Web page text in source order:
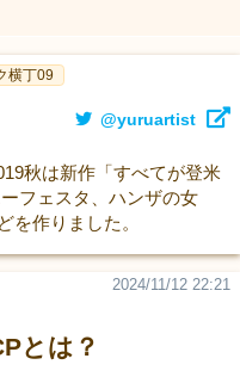
横丁09
@yuruartist
秋は新作「すべてが登米
フェスタ、ハンザの女
を作りました。
とは？
2024/11/12 22:21